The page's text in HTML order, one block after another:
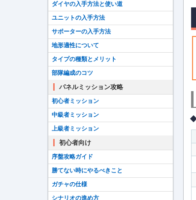
ダイヤの入手方法と使い道
ユニットの入手方法
サポーターの入手方法
地形適性について
タイプの種類とメリット
部隊編成のコツ
パネルミッション攻略
初心者ミッション
中級者ミッション
上級者ミッション
初心者向け
序盤攻略ガイド
勝てない時にやるべきこと
ガチャの仕様
シナリオの進め方